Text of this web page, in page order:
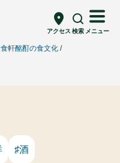
アクセス 検索 メニュー
軒酩酊の食文化
♯酒